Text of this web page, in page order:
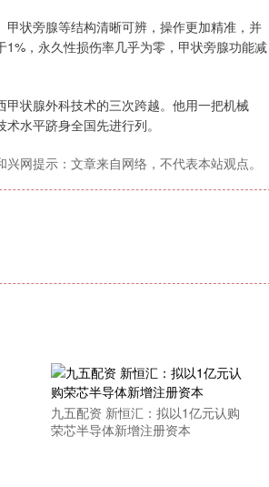
状旁腺等结构清晰可辨，操作更加精准，并
，永久性损伤率几乎为零，甲状旁腺功能减
状腺外科技术的三次跨越。他用一把机械
水平跻身全国先进行列。
兴网提示：文章来自网络，不代表本站观点。
九五配资 新恒汇：拟以1亿元认购
荣芯半导体新增注册资本